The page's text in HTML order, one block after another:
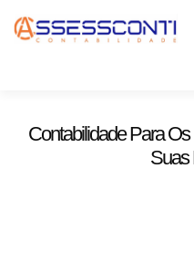
Contabilidade Para
Suas